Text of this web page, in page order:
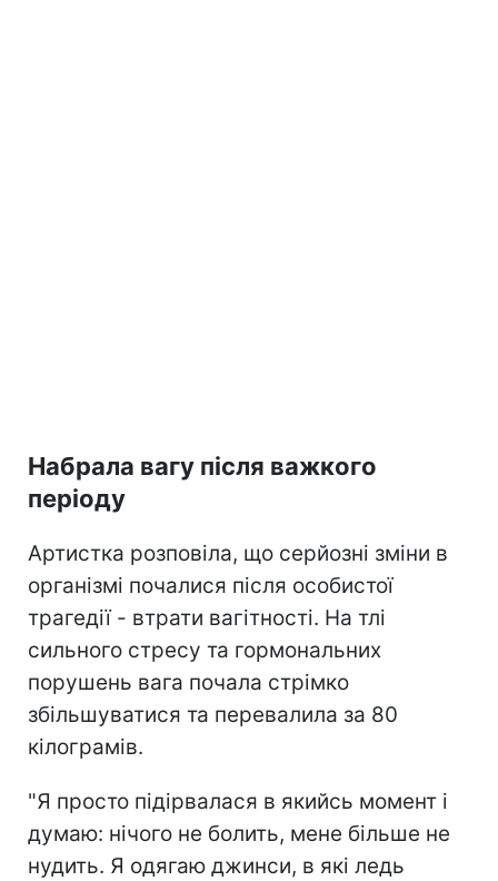
Набрала вагу після важкого
періоду
Артистка розповіла, що серйозні зміни в
організмі почалися після особистої
трагедії - втрати вагітності. На тлі
сильного стресу та гормональних
порушень вага почала стрімко
збільшуватися та перевалила за 80
кілограмів.
"Я просто підірвалася в якийсь момент і
думаю: нічого не болить, мене більше не
нудить. Я одягаю джинси, в які ледь